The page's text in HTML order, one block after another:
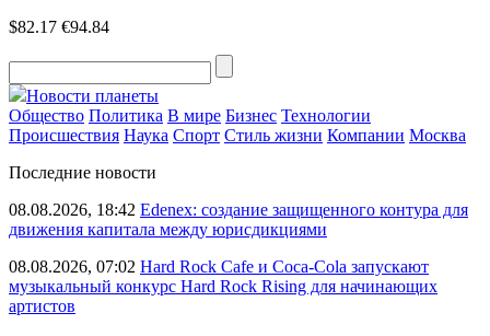
$82.17 €94.84
Новости планеты
Общество Политика В мире Бизнес Технологии
Происшествия Наука Спорт Стиль жизни Компании Москва
Последние новости
08.08.2026, 18:42 Edenex: создание защищенного контура для
движения капитала между юрисдикциями
08.08.2026, 07:02 Hard Rock Cafe и Coca-Cola запускают
музыкальный конкурс Hard Rock Rising для начинающих
артистов